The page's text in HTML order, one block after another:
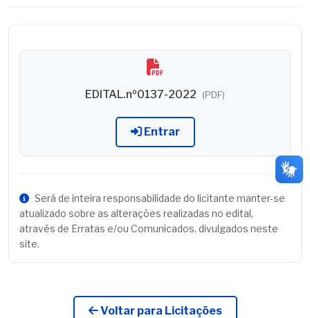
EDITAL.nº0137-2022 (PDF)
Entrar
Será de inteira responsabilidade do licitante manter-se
atualizado sobre as alterações realizadas no edital,
através de Erratas e/ou Comunicados, divulgados neste
site.
Voltar para Licitações